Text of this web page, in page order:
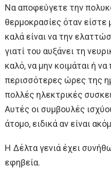
Να αποφεύγετε την
θερμοκρασίες όταν είστε
καλά είναι να την
γιατί του αυξάνει τη
καλό, να μην κοιμάται ή να
περισσότερες ώρες της
πολλές ηλεκτρικές
Αυτές οι συμβουλές
άτομο, ειδικά αν είναι
Η Δέλτα γενιά έχει
εφηβεία.